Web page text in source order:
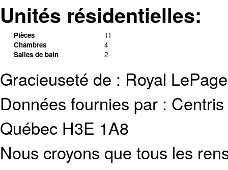
Unités résidentielles:
Pièces
11
Chambres
4
Salles de bain
2
Gracieuseté de : Royal
Données fournies par :
Québec H3E 1A8
Nous croyons que tous les